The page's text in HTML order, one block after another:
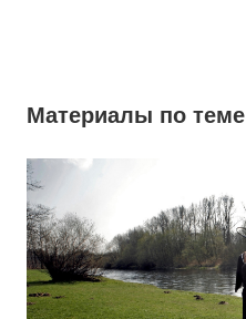
Материалы по теме